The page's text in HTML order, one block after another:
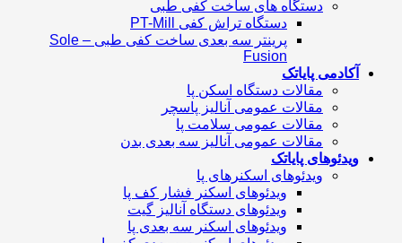
دستگاه های ساخت کفی طبی
دستگاه تراش کفی PT-Mill
پرینتر سه بعدی ساخت کفی طبی – Sole
Fusion
آکادمی پایاتک
مقالات دستگاه اسکن پا
مقالات عمومی آنالیز پاسچر
مقالات عمومی سلامت پا
مقالات عمومی آنالیز سه بعدی بدن
ویدئوهای پایاتک
ویدئوهای اسکنرهای پا
ویدئوهای اسکنر فشار کف پا
ویدئوهای دستگاه آنالیز گیت
ویدئوهای اسکنر سه بعدی پا